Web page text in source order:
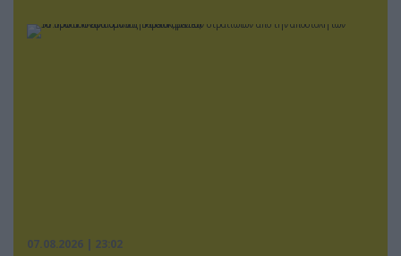
07.08.2026 | 23:02